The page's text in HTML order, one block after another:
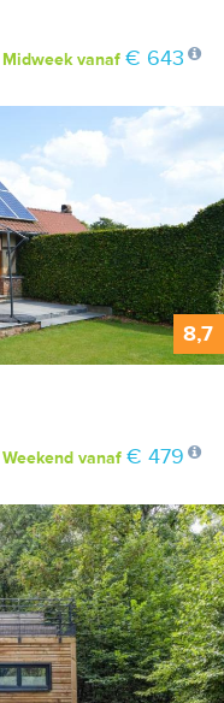
Midweekvanaf € 643
8,7
Weekendvanaf € 479